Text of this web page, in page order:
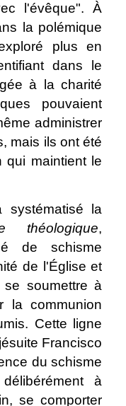
l'évêque". À
la polémique
plus en
dans le
à la charité
pouvaient
administrer
mais ils ont été
qui maintient le
systématisé la
théologique,
de schisme
de l'Église et
soumettre à
la communion
Cette ligne
Francisco
du schisme
à
se comporter